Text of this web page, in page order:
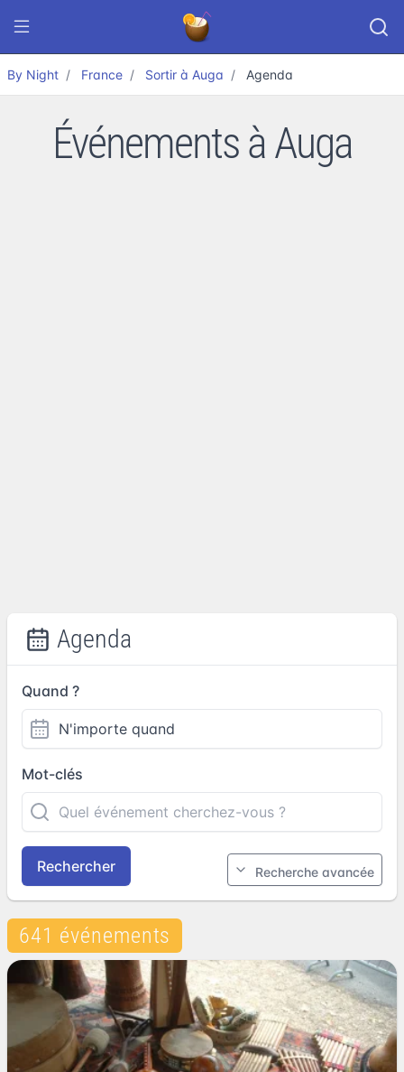
By Night France Sortir à Auga Agenda
Événements à Auga
Agenda
Quand ?
Mot-clés
Rechercher Recherche avancée
641 événements